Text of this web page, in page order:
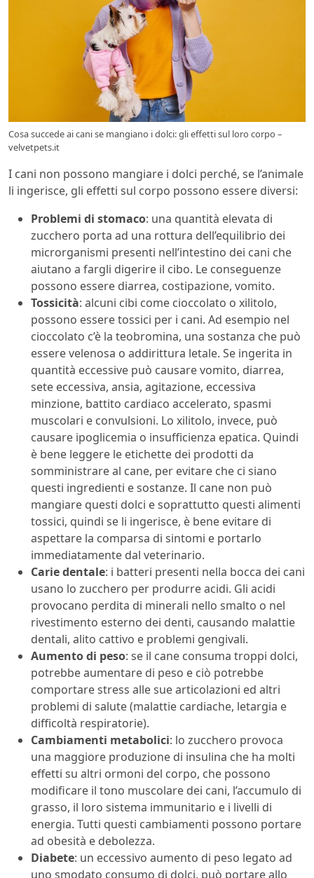
Cosa succede ai cani se mangiano i dolci: gli effetti sul loro corpo –
velvetpets.it
I cani non possono mangiare i dolci perché, se l’animale
li ingerisce, gli effetti sul corpo possono essere diversi:
Problemi di stomaco: una quantità elevata di
zucchero porta ad una rottura dell’equilibrio dei
microrganismi presenti nell’intestino dei cani che
aiutano a fargli digerire il cibo. Le conseguenze
possono essere diarrea, costipazione, vomito.
Tossicità: alcuni cibi come cioccolato o xilitolo,
possono essere tossici per i cani. Ad esempio nel
cioccolato c’è la teobromina, una sostanza che può
essere velenosa o addirittura letale. Se ingerita in
quantità eccessive può causare vomito, diarrea,
sete eccessiva, ansia, agitazione, eccessiva
minzione, battito cardiaco accelerato, spasmi
muscolari e convulsioni. Lo xilitolo, invece, può
causare ipoglicemia o insufficienza epatica. Quindi
è bene leggere le etichette dei prodotti da
somministrare al cane, per evitare che ci siano
questi ingredienti e sostanze. Il cane non può
mangiare questi dolci e soprattutto questi alimenti
tossici, quindi se li ingerisce, è bene evitare di
aspettare la comparsa di sintomi e portarlo
immediatamente dal veterinario.
Carie dentale: i batteri presenti nella bocca dei cani
usano lo zucchero per produrre acidi. Gli acidi
provocano perdita di minerali nello smalto o nel
rivestimento esterno dei denti, causando malattie
dentali, alito cattivo e problemi gengivali.
Aumento di peso: se il cane consuma troppi dolci,
potrebbe aumentare di peso e ciò potrebbe
comportare stress alle sue articolazioni ed altri
problemi di salute (malattie cardiache, letargia e
difficoltà respiratorie).
Cambiamenti metabolici: lo zucchero provoca
una maggiore produzione di insulina che ha molti
effetti su altri ormoni del corpo, che possono
modificare il tono muscolare dei cani, l’accumulo di
grasso, il loro sistema immunitario e i livelli di
energia. Tutti questi cambiamenti possono portare
ad obesità e debolezza.
Diabete: un eccessivo aumento di peso legato ad
uno smodato consumo di dolci, può portare allo